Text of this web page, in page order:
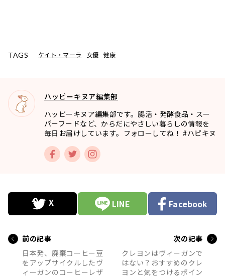
TAGS ケイト・マーラ 女優 健康
ハッピーキヌア編集部
ハッピーキヌア編集部です。腸活・発酵食品・スー
パーフードなど、からだにやさしい暮らしの情報を
毎日お届けしています。フォローしてね！ #ハピキヌ
LINE Facebook
前の記事
日本発、廃棄コーヒー豆
をアップサイクルしたヴ
ィーガンのコーヒーレザ
次の記事
クレヨンはヴィーガンで
はない？おすすめのクレ
ヨンと気をつけるポイン